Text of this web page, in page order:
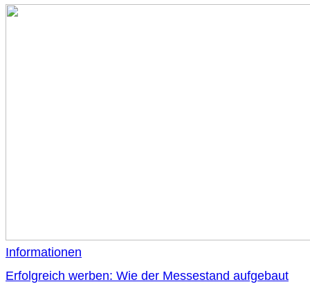
Informationen
Erfolgreich werben: Wie der Messestand aufgebaut